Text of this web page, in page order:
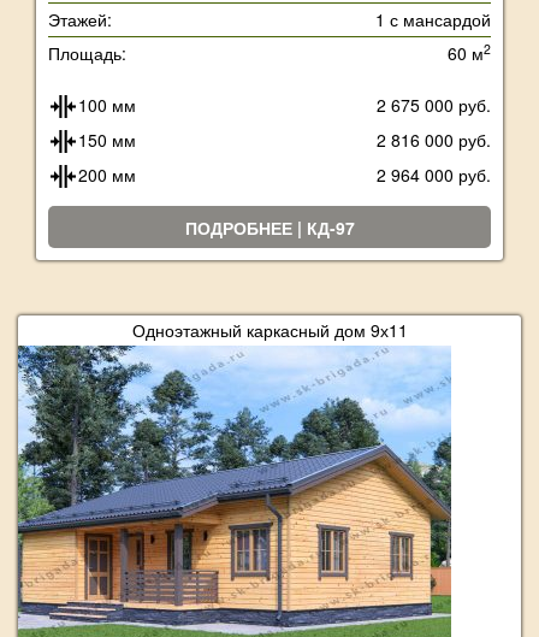
Этажей:
1 с мансардой
Площадь:
60 м2
100 мм
2 675 000 руб.
150 мм
2 816 000 руб.
200 мм
2 964 000 руб.
ПОДРОБНЕЕ | КД-97
Одноэтажный каркасный дом 9х11